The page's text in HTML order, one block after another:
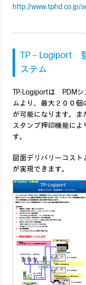
http://www.tphd.co.jp/
TP－Logiport
ステム
TP-Logiportは PDMシ
ムより、最大２００
が可能になります。
スタンプ押印機能によ
す。
図面デリバリーコス
が実現できます。